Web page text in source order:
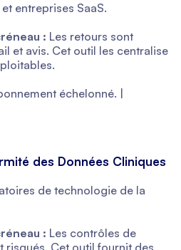
entreprises SaaS.
: Les retours sont
et avis. Cet outil les centralise
échelonné. |
des Données Cliniques
de technologie de la
: Les contrôles de
risqués. Cet outil fournit des